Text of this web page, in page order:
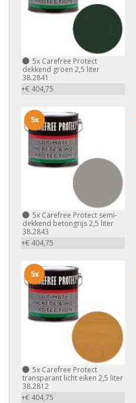
5x Carefree Protect
dekkend groen 2,5 liter
38.2841
+€ 404,75
5x Carefree Protect semi-
dekkend betongrijs 2,5 liter
38.2843
+€ 404,75
5x
5x Carefree Protect
transparant licht eiken 2,5 liter
38.2812
+€ 404,75
5x